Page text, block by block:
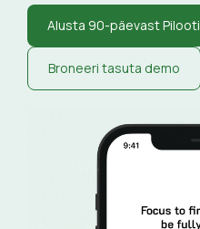
Alusta 90-päevast Pilooti
Broneeri tasuta demo